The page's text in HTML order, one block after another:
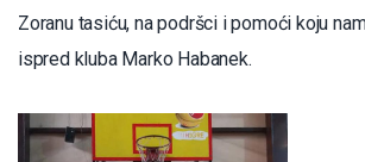
Zoranu tasiću, na podršci i pomoći koju
ispred kluba Marko Habanek.